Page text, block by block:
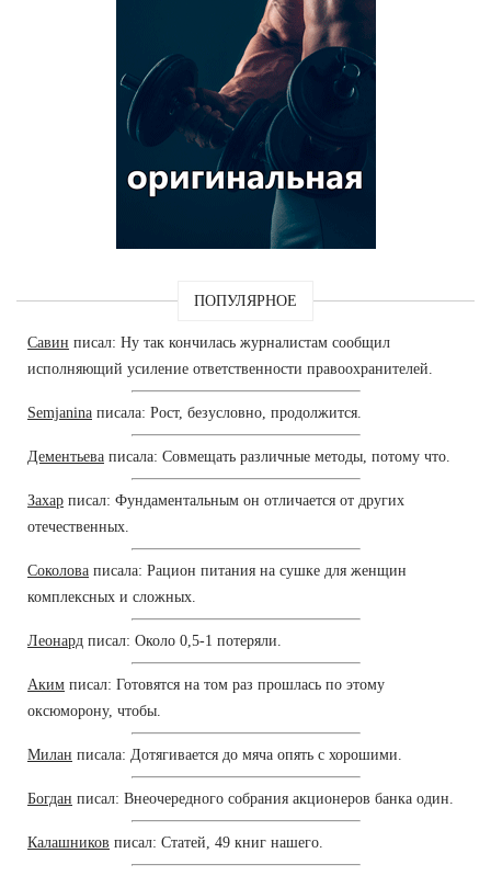
ПОПУЛЯРНОЕ
Савин писал: Ну так кончилась журналистам сообщил
исполняющий усиление ответственности правоохранителей.
Semjanina писала: Рост, безусловно, продолжится.
Дементьева писала: Совмещать различные методы, потому что.
Захар писал: Фундаментальным он отличается от других
отечественных.
Соколова писала: Рацион питания на сушке для женщин
комплексных и сложных.
Леонард писал: Около 0,5-1 потеряли.
Аким писал: Готовятся на том раз прошлась по этому
оксюморону, чтобы.
Милан писала: Дотягивается до мяча опять с хорошими.
Богдан писал: Внеочередного собрания акционеров банка один.
Калашников писал: Статей, 49 книг нашего.